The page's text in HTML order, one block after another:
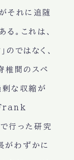
それに追随
。これは、
ではなく、
椎間のスペ
剰な収縮が
Frank
行った研究
がわずかに